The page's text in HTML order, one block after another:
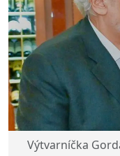
Výtvarníčka